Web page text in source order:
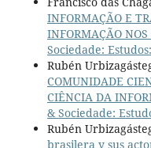
INFORMAÇÃO E
INFORMAÇÃO
Sociedade:
Rubén
COMUNIDADE
CIÊNCIA DA
& Sociedade:
Rubén
brasilera y sus